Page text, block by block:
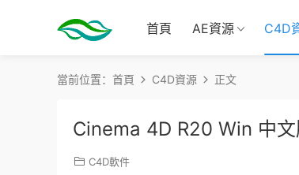
首頁 AE資源 C4D
當前位置： 首頁 C4D資源 正文
Cinema 4D R20 Win 中
C4D軟件